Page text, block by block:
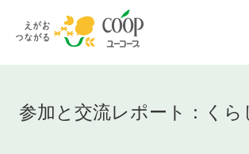
参加と交流レポート：くら